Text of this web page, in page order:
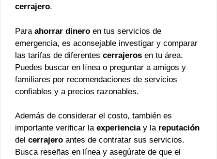
cerrajero.
Para ahorrar dinero en tus servicios de
emergencia, es aconsejable investigar y comparar
las tarifas de diferentes cerrajeros en tu área.
Puedes buscar en línea o preguntar a amigos y
familiares por recomendaciones de servicios
confiables y a precios razonables.
Además de considerar el costo, también es
importante verificar la experienciay la reputación
del cerrajero antes de contratar sus servicios.
Busca reseñas en línea y asegúrate de que el